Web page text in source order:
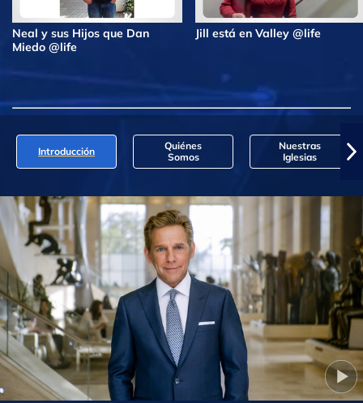
Neal y sus Hijos que Dan
Miedo @life
Jill está en Valley @life
Introducción
Quiénes
Somos
Nuestras
Iglesias